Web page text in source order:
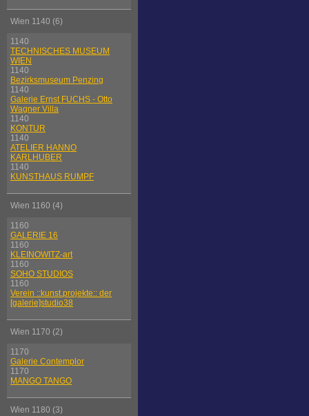
Wien 1140 (6)
1140
TECHNISCHES MUSEUM
WIEN
1140
Bezirksmuseum Penzing
1140
Galerie Ernst FUCHS - Otto
Wagner Villa
1140
KONTUR
1140
ATELIER HANNO
KARLHUBER
1140
KUNSTHAUS RUMPF
Wien 1160 (4)
1160
GALERIE 16
1160
KLEINOWITZ-art
1160
SOHO STUDIOS
1160
Verein ::kunst.projekte:: der
[galerie]studio38
Wien 1170 (2)
1170
Galerie Contemplor
1170
MANGO TANGO
Wien 1180 (3)